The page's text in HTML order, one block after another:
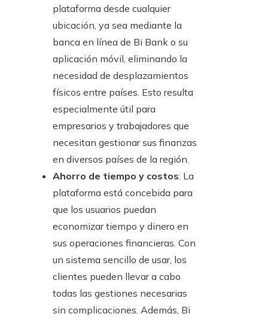
plataforma desde cualquier
ubicación, ya sea mediante la
banca en línea de Bi Bank o su
aplicación móvil, eliminando la
necesidad de desplazamientos
físicos entre países. Esto resulta
especialmente útil para
empresarios y trabajadores que
necesitan gestionar sus finanzas
en diversos países de la región.
Ahorro de tiempo y costos: La
plataforma está concebida para
que los usuarios puedan
economizar tiempo y dinero en
sus operaciones financieras. Con
un sistema sencillo de usar, los
clientes pueden llevar a cabo
todas las gestiones necesarias
sin complicaciones. Además, Bi